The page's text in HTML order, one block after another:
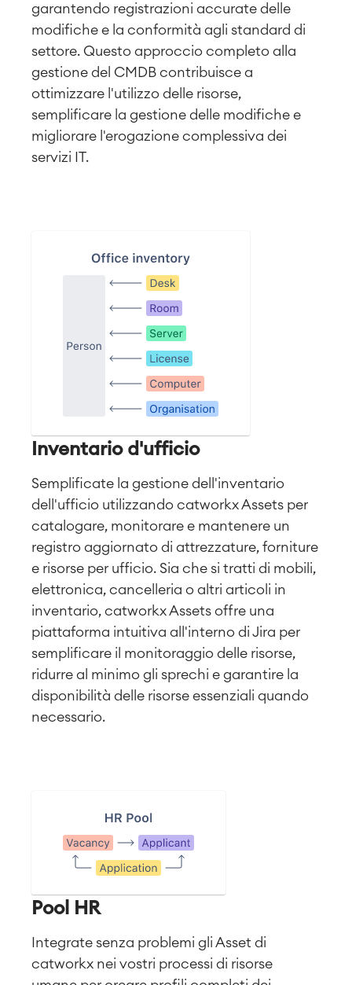
garantendo registrazioni accurate delle
modifiche e la conformità agli standard di
settore. Questo approccio completo alla
gestione del CMDB contribuisce a
ottimizzare l'utilizzo delle risorse,
semplificare la gestione delle modifiche e
migliorare l'erogazione complessiva dei
servizi IT.
Inventario d'ufficio
Semplificate la gestione dell'inventario
dell'ufficio utilizzando catworkx Assets per
catalogare, monitorare e mantenere un
registro aggiornato di attrezzature, forniture
e risorse per ufficio. Sia che si tratti di mobili,
elettronica, cancelleria o altri articoli in
inventario, catworkx Assets offre una
piattaforma intuitiva all'interno di Jira per
semplificare il monitoraggio delle risorse,
ridurre al minimo gli sprechi e garantire la
disponibilità delle risorse essenziali quando
necessario.
Pool HR
Integrate senza problemi gli Asset di
catworkx nei vostri processi di risorse